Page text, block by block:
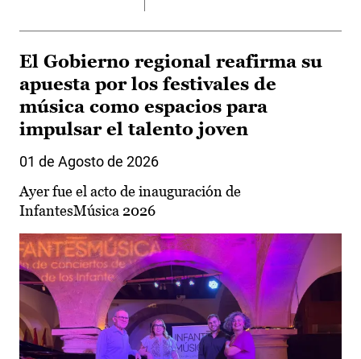
El Gobierno regional reafirma su
apuesta por los festivales de
música como espacios para
impulsar el talento joven
01 de Agosto de 2026
Ayer fue el acto de inauguración de
InfantesMúsica 2026